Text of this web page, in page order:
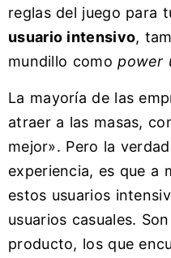
reglas del juego para
usuario intensivo,
mundillo comopower
La mayoría de las
atraer a las masas,
mejor». Pero la
experiencia, es que a
estos usuarios
usuarios casuales.
producto, los que